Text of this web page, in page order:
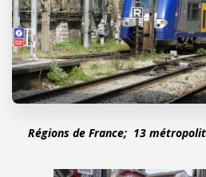
Régions de